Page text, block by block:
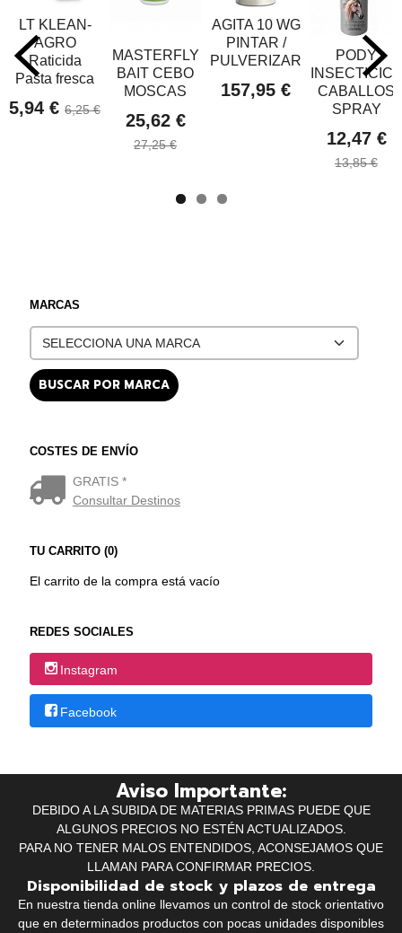
MARCAS
COSTES DE ENVÍO
GRATIS *
Consultar Destinos
TU CARRITO (0)
El carrito de la compra está vacío
REDES SOCIALES
Instagram
Facebook
LT KLEAN-
AGRO
Raticida
Pasta fresca
5,94 € 6,25 €
MASTERFLY
BAIT CEBO
MOSCAS
25,62 €
27,25 €
AGITA 10 WG
PINTAR /
PULVERIZAR
157,95 €
PODY
CABALLOS
SPRAY
12,47 €
13,85 €
Aviso Importante:
DEBIDO A LA SUBIDA DE MATERIAS PRIMAS PUEDE QUE
ALGUNOS PRECIOS NO ESTÉN ACTUALIZADOS.
PARA NO TENER MALOS ENTENDIDOS, ACONSEJAMOS QUE
LLAMAN PARA CONFIRMAR PRECIOS.
Disponibilidad de stock y plazos de entrega
En nuestra tienda online llevamos un control de stock orientativo
que en determinados productos con pocas unidades disponibles